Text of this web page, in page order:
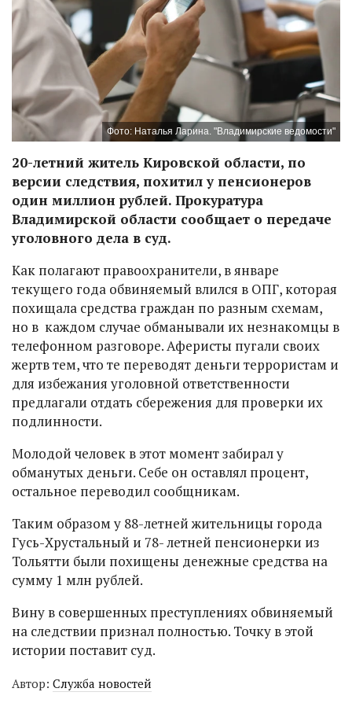
Фото: Наталья Ларина. "Владимирские ведомости"
20-летний житель Кировской области, по
версии следствия, похитил у пенсионеров
один миллион рублей. Прокуратура
Владимирской области сообщает о передаче
уголовного дела в суд.
Как полагают правоохранители, в январе
текущего года обвиняемый влился в ОПГ, которая
похищала средства граждан по разным схемам,
но в каждом случае обманывали их незнакомцы в
телефонном разговоре. Аферисты пугали своих
жертв тем, что те переводят деньги террористам и
для избежания уголовной ответственности
предлагали отдать сбережения для проверки их
подлинности.
Молодой человек в этот момент забирал у
обманутых деньги. Себе он оставлял процент,
остальное переводил сообщникам.
Таким образом у 88-летней жительницы города
Гусь-Хрустальный и 78- летней пенсионерки из
Тольятти были похищены денежные средства на
сумму 1 млн рублей.
Вину в совершенных преступлениях обвиняемый
на следствии признал полностью. Точку в этой
истории поставит суд.
Автор: Служба новостей